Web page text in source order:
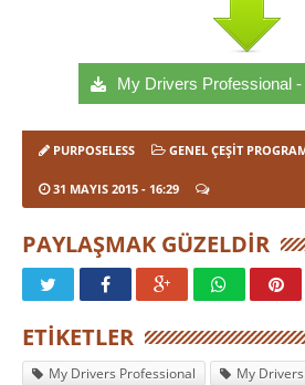
My Drivers Professional
PURPOSELESS GENEL ÇEŞIT
31 MAYIS 2015 - 16:29
PAYLAŞMAK GÜZELDIR
ETIKETLER
My Drivers Professional
My